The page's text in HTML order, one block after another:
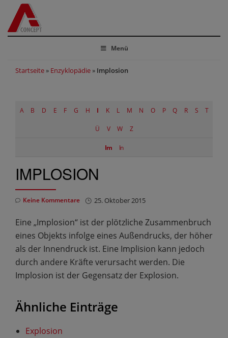
Menü
Startseite » Enzyklopädie » Implosion
A B D E F G H I K L M N O P Q R S T
Ü V W Z
Im In
IMPLOSION
25. Oktober 2015
Keine Kommentare
Eine „Implosion“ ist der plötzliche Zusammenbruch
eines Objekts infolge eines Außendrucks, der höher
als der Innendruck ist. Eine Implision kann jedoch
durch andere Kräfte verursacht werden. Die
Implosion ist der Gegensatz der Explosion.
Ähnliche Einträge
Explosion